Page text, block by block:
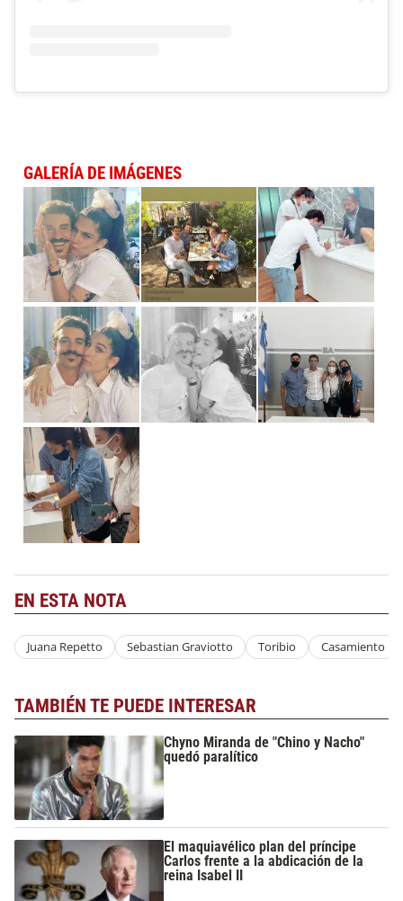
GALERÍA DE IMÁGENES
EN ESTA NOTA
Juana Repetto Sebastian Graviotto Toribio Casamiento
TAMBIÉN TE PUEDE INTERESAR
Chyno Miranda de "Chino y Nacho"
quedó paralítico
El maquiavélico plan del príncipe
Carlos frente a la abdicación de la
reina Isabel II